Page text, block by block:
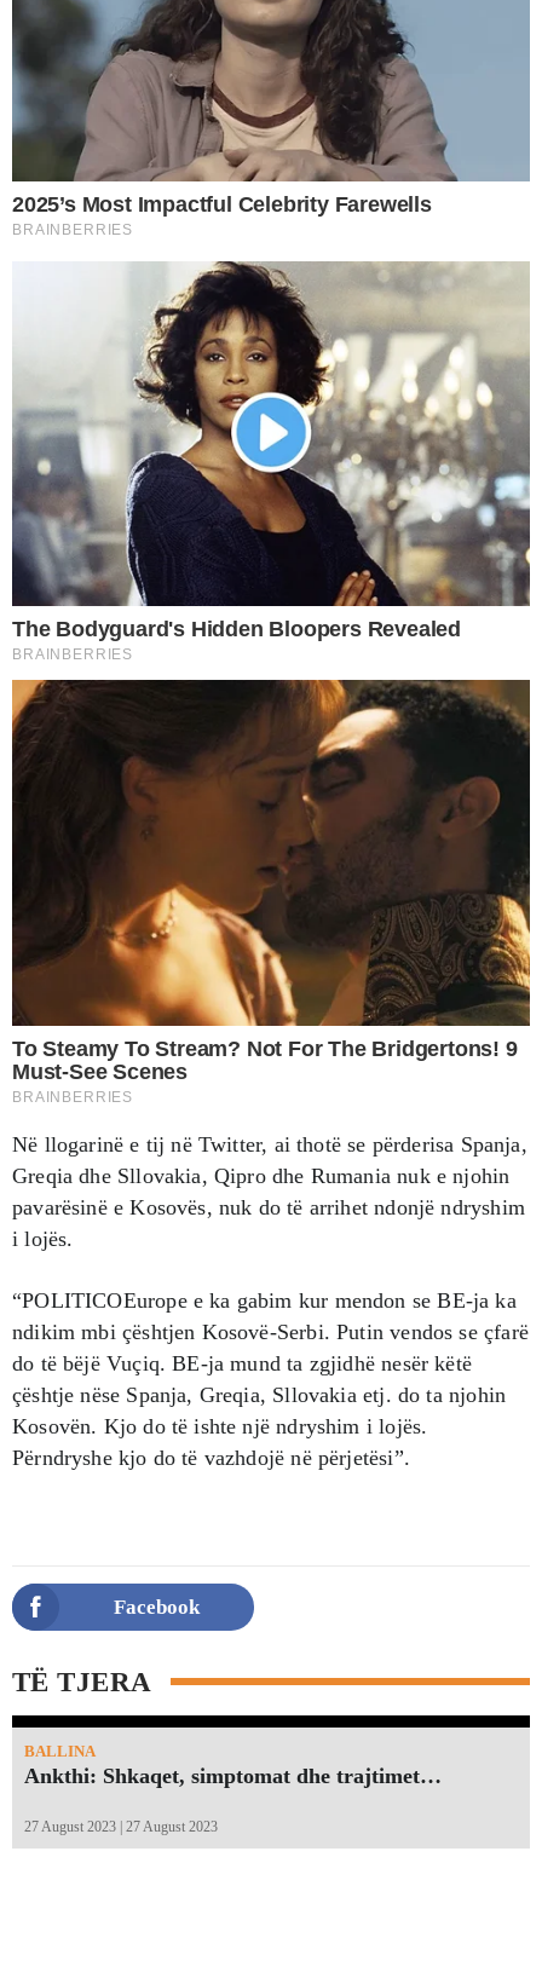
Në llogarinë e tij në Twitter, ai thotë se përderisa Spanja,
Greqia dhe Sllovakia, Qipro dhe Rumania nuk e njohin
pavarësinë e Kosovës, nuk do të arrihet ndonjë ndryshim
i lojës.
“POLITICOEurope e ka gabim kur mendon se BE-ja ka
ndikim mbi çështjen Kosovë-Serbi. Putin vendos se çfarë
do të bëjë Vuçiq. BE-ja mund ta zgjidhë nesër këtë
çështje nëse Spanja, Greqia, Sllovakia etj. do ta njohin
Kosovën. Kjo do të ishte një ndryshim i lojës.
Përndryshe kjo do të vazhdojë në përjetësi”.
Facebook
TË TJERA
BALLINA
Ankthi: Shkaqet, simptomat dhe trajtimet…
27 August 2023 | 27 August 2023